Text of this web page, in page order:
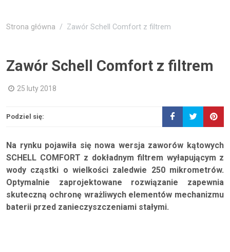
Strona główna Zawór Schell Comfort z filtrem
Zawór Schell Comfort z filtrem
25 luty 2018
Podziel się:
Na rynku pojawiła się nowa wersja zaworów kątowych
SCHELL COMFORT z dokładnym filtrem wyłapującym z
wody cząstki o wielkości zaledwie 250 mikrometrów.
Optymalnie zaprojektowane rozwiązanie zapewnia
skuteczną ochronę wrażliwych elementów mechanizmu
baterii przed zanieczyszczeniami stałymi.